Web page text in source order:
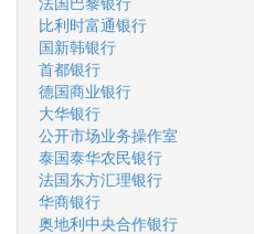
比利时富通银行
国新韩银行
首都银行
德国商业银行
大华银行
公开市场业务操作室
泰国泰华农民银行
法国东方汇理银行
华商银行
奥地利中央合作银行